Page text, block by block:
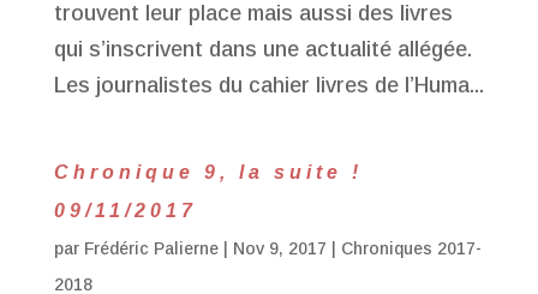
trouvent leur place mais aussi des livres
qui s’inscrivent dans une actualité allégée.
Les journalistes du cahier livres de l’Huma...
Chronique 9, la suite !
09/11/2017
par Frédéric Palierne| Nov 9, 2017
Chroniques 2017-
2018